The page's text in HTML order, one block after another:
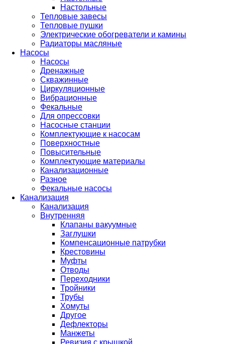
Настольные
Тепловые завесы
Тепловые пушки
Электрические обогреватели и камины
Радиаторы масляные
Насосы
Насосы
Дренажные
Скважинные
Циркуляционные
Вибрационные
Фекальные
Для опрессовки
Насосные станции
Комплектующие к насосам
Поверхностные
Повысительные
Комплектующие материалы
Канализационные
Разное
Фекальные насосы
Канализация
Канализация
Внутренняя
Клапаны вакуумные
Заглушки
Компенсационные патрубки
Крестовины
Муфты
Отводы
Переходники
Тройники
Трубы
Хомуты
Другое
Дефлекторы
Манжеты